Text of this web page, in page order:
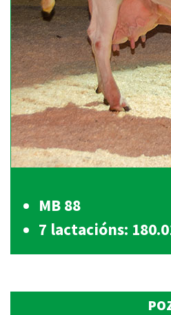
MB 88
7 lactacións: